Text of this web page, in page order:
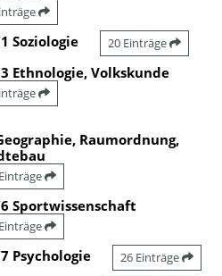
Soziologie 20 Einträge
Ethnologie, Volkskunde
Raumordnung,
Sportwissenschaft
Psychologie 26 Einträge